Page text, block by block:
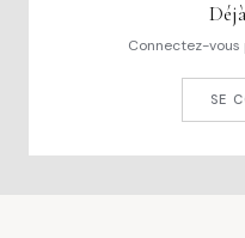
Connectez-
SE